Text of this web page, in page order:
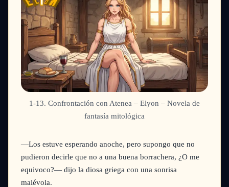
1-13. Confrontación con Atenea – Elyon – Novela de
fantasía mitológica
—Los estuve esperando anoche, pero supongo que no
pudieron decirle que no a una buena borrachera, ¿O me
equivoco?— dijo la diosa griega con una sonrisa
malévola.